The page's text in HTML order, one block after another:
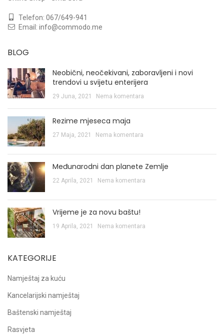
Telefon: 067/649-941
Email: info@commodo.me
BLOG
Neobični, neočekivani, zaboravljeni i novi
trendovi u svijetu enterijera
29 Juna, 2021 Nema komentara
Rezime mjeseca maja
27 Maja, 2021 Nema komentara
Međunarodni dan planete Zemlje
22 Aprila, 2021 Nema komentara
Vrijeme je za novu baštu!
19 Aprila, 2021 Nema komentara
KATEGORIJE
Namještaj za kuću
Kancelarijski namještaj
Baštenski namještaj
Rasvjeta